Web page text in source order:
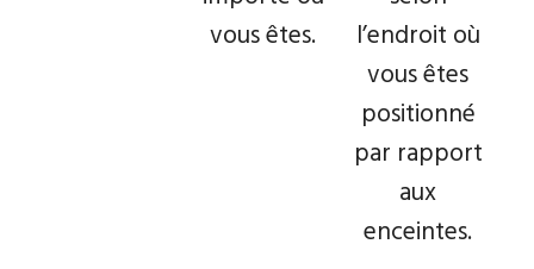
vous êtes.
l’endroit où
vous êtes
positionné
par rapport
aux
enceintes.